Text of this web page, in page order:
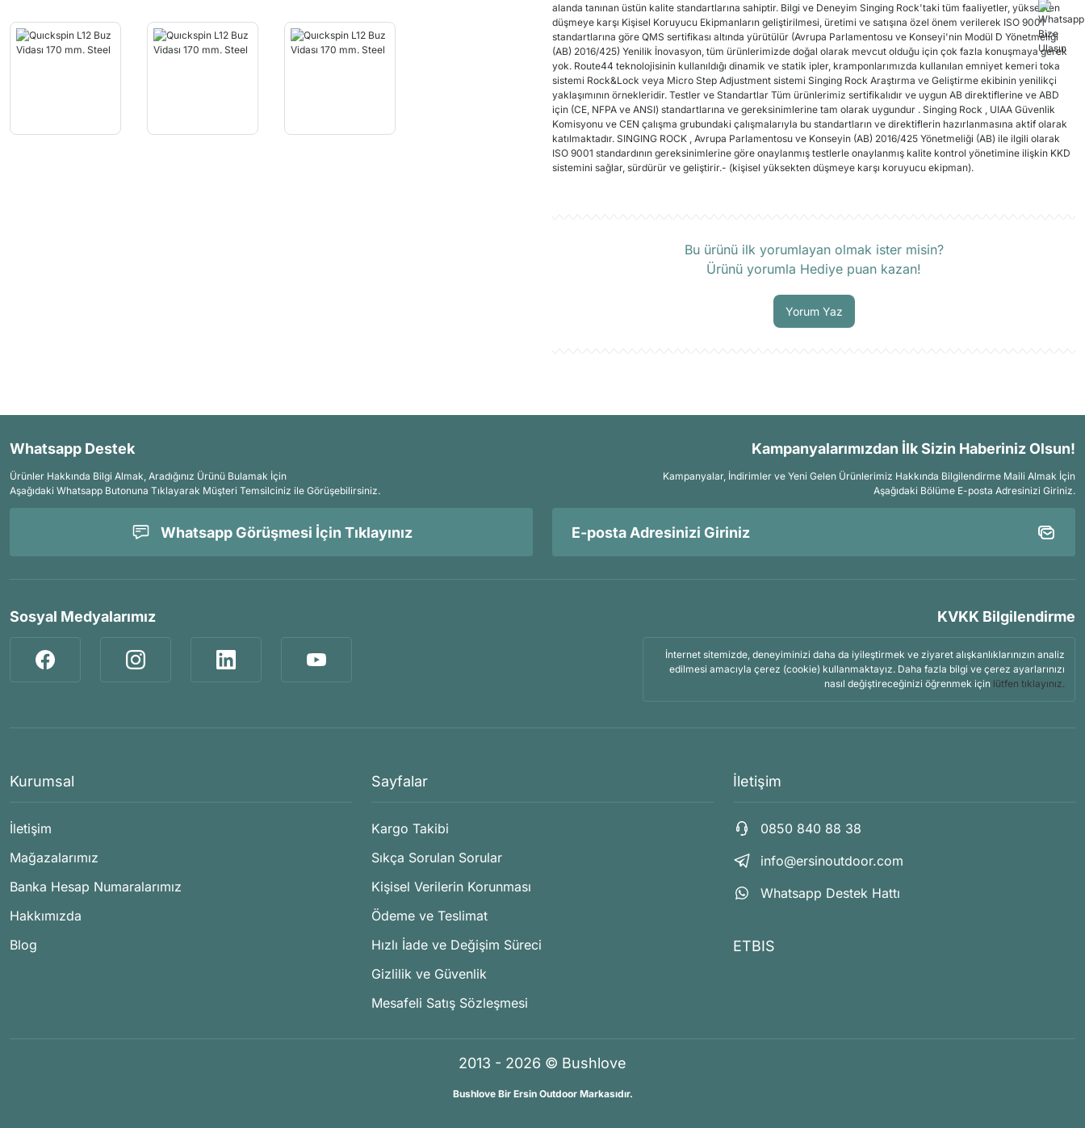
alanda tanınan üstün kalite standartlarına sahiptir. Bilgi ve Deneyim Singing Rock'taki tüm faaliyetler, yüksekten
düşmeye karşı Kişisel Koruyucu Ekipmanların geliştirilmesi, üretimi ve satışına özel önem verilerek ISO 9001
standartlarına göre QMS sertifikası altında yürütülür (Avrupa Parlamentosu ve Konseyi'nin Modül D Yönetmeliği
(AB) 2016/425) Yenilik İnovasyon, tüm ürünlerimizde doğal olarak mevcut olduğu için çok fazla konuşmaya gerek
yok. Route44 teknolojisinin kullanıldığı dinamik ve statik ipler, kramponlarımızda kullanılan emniyet kemeri toka
sistemi Rock&Lock veya Micro Step Adjustment sistemi Singing Rock Araştırma ve Geliştirme ekibinin yenilikçi
yaklaşımının örnekleridir. Testler ve Standartlar Tüm ürünlerimiz sertifikalıdır ve uygun AB direktiflerine ve ABD
için (CE, NFPA ve ANSI) standartlarına ve gereksinimlerine tam olarak uygundur . Singing Rock , UIAA Güvenlik
Komisyonu ve CEN çalışma grubundaki çalışmalarıyla bu standartların ve direktiflerin hazırlanmasına aktif olarak
katılmaktadır. SINGING ROCK , Avrupa Parlamentosu ve Konseyin (AB) 2016/425 Yönetmeliği (AB) ile ilgili olarak
ISO 9001 standardının gereksinimlerine göre onaylanmış testlerle onaylanmış kalite kontrol yönetimine ilişkin KKD
sistemini sağlar, sürdürür ve geliştirir.- (kişisel yüksekten düşmeye karşı koruyucu ekipman).
Bu ürünü ilk yorumlayan olmak ister misin?
Ürünü yorumla Hediye puan kazan!
Yorum Yaz
Whatsapp Destek
Ürünler Hakkında Bilgi Almak, Aradığınız Ürünü Bulamak İçin
Aşağıdaki Whatsapp Butonuna Tıklayarak Müşteri Temsilciniz ile Görüşebilirsiniz.
Whatsapp Görüşmesi İçin Tıklayınız
Kampanyalarımızdan İlk Sizin Haberiniz Olsun!
Kampanyalar, İndirimler ve Yeni Gelen Ürünlerimiz Hakkında Bilgilendirme Maili Almak İçin
Aşağıdaki Bölüme E-posta Adresinizi Giriniz.
Sosyal Medyalarımız KVKK Bilgilendirme
İnternet sitemizde, deneyiminizi daha da iyileştirmek ve ziyaret alışkanlıklarınızın analiz
edilmesi amacıyla çerez (cookie) kullanmaktayız. Daha fazla bilgi ve çerez ayarlarınızı
nasıl değiştireceğinizi öğrenmek için lütfen tıklayınız.
Kurumsal
İletişim
Mağazalarımız
Banka Hesap Numaralarımız
Hakkımızda
Blog
Sayfalar
Kargo Takibi
Sıkça Sorulan Sorular
Kişisel Verilerin Korunması
Ödeme ve Teslimat
Hızlı İade ve Değişim Süreci
Gizlilik ve Güvenlik
Mesafeli Satış Sözleşmesi
İletişim
0850 840 88 38
info@ersinoutdoor.com
Whatsapp Destek Hattı
ETBIS
2013 - 2026 © Bushlove
Bushlove Bir Ersin Outdoor Markasıdır.